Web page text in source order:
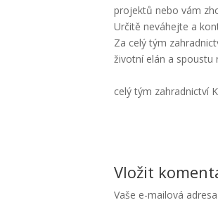
projektů nebo vám
Určitě neváhejte a
Za celý tým
životní elán a spoustu
celý tým zahradnictví
Vložit
Vaše e-mailová